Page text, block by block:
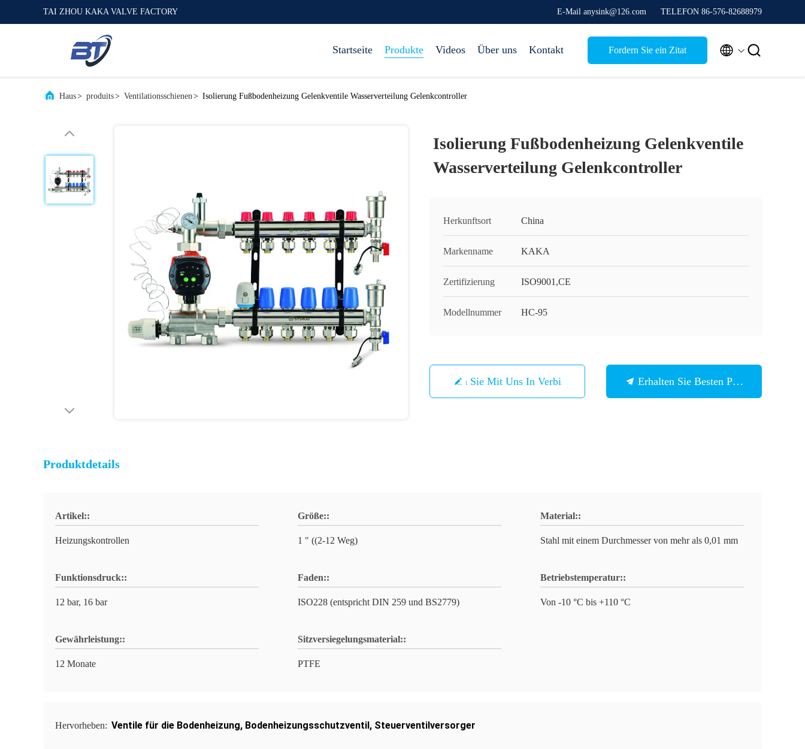
TAI ZHOU KAKA VALVE FACTORY E-Mail anysink@126.com TELEFON 86-576-82688979
Startseite Produkte Videos Über uns Kontakt Fordern Sie ein Zitat  
Haus> produits> Ventilationsschienen> Isolierung Fußbodenheizung Gelenkventile Wasserverteilung Gelenkcontroller
Isolierung Fußbodenheizung Gelenkventile
Wasserverteilung Gelenkcontroller
Herkunftsort China
Markenname KAKA
Zertifizierung ISO9001,CE
Modellnummer HC-95
Treten Sie Mit Uns In Verbindung Erhalten Sie Besten Preis
Produktdetails
Artikel::
Heizungskontrollen
Größe::
1 " ((2-12 Weg)
Material::
Stahl mit einem Durchmesser von mehr als 0,01 mm
Funktionsdruck::
12 bar, 16 bar
Faden::
ISO228 (entspricht DIN 259 und BS2779)
Betriebstemperatur::
Von -10 °C bis +110 °C
Gewährleistung::
12 Monate
Sitzversiegelungsmaterial::
PTFE
Hervorheben: Ventile für die Bodenheizung, Bodenheizungsschutzventil, Steuerventilversorger